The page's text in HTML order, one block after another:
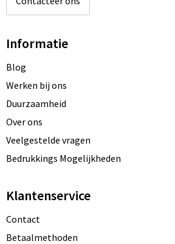
Informatie
Blog
Werken bij ons
Duurzaamheid
Over ons
Veelgestelde vragen
Bedrukkings Mogelijkheden
Klantenservice
Contact
Betaalmethoden